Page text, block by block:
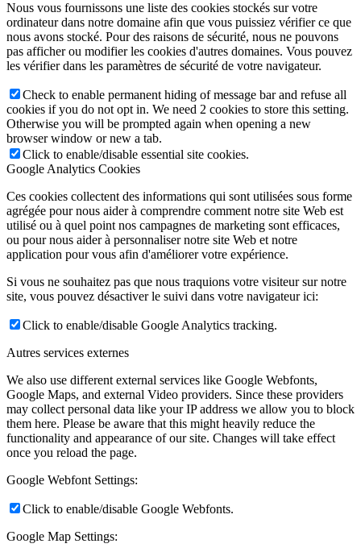
Nous vous fournissons une liste des cookies stockés sur votre
ordinateur dans notre domaine afin que vous puissiez vérifier ce que
nous avons stocké. Pour des raisons de sécurité, nous ne pouvons
pas afficher ou modifier les cookies d'autres domaines. Vous pouvez
les vérifier dans les paramètres de sécurité de votre navigateur.
Check to enable permanent hiding of message bar and refuse all
cookies if you do not opt in. We need 2 cookies to store this setting.
Otherwise you will be prompted again when opening a new
browser window or new a tab.
Click to enable/disable essential site cookies.
Google Analytics Cookies
Ces cookies collectent des informations qui sont utilisées sous forme
agrégée pour nous aider à comprendre comment notre site Web est
utilisé ou à quel point nos campagnes de marketing sont efficaces,
ou pour nous aider à personnaliser notre site Web et notre
application pour vous afin d'améliorer votre expérience.
Si vous ne souhaitez pas que nous traquions votre visiteur sur notre
site, vous pouvez désactiver le suivi dans votre navigateur ici:
Click to enable/disable Google Analytics tracking.
Autres services externes
We also use different external services like Google Webfonts,
Google Maps, and external Video providers. Since these providers
may collect personal data like your IP address we allow you to block
them here. Please be aware that this might heavily reduce the
functionality and appearance of our site. Changes will take effect
once you reload the page.
Google Webfont Settings:
Click to enable/disable Google Webfonts.
Google Map Settings: